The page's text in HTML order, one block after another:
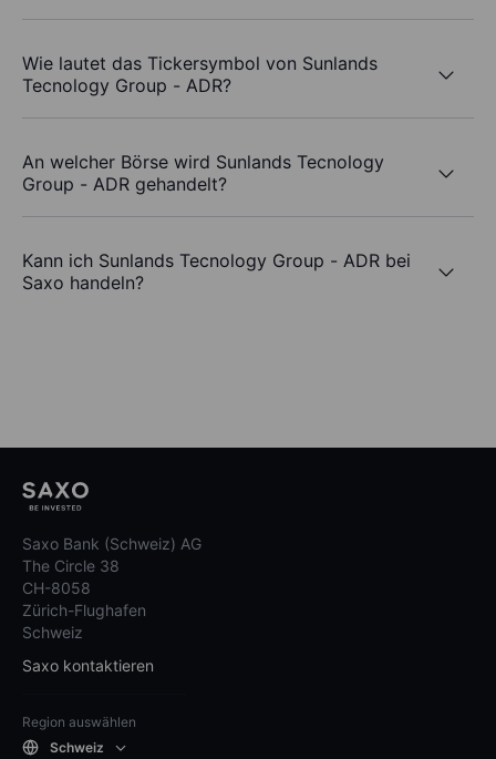
Wie lautet das Tickersymbol von Sunlands
Tecnology Group - ADR?
An welcher Börse wird Sunlands Tecnology
Group - ADR gehandelt?
Kann ich Sunlands Tecnology Group - ADR bei
Saxo handeln?
Saxo Bank (Schweiz) AG
The Circle 38
CH-8058
Zürich-Flughafen
Schweiz
Saxo kontaktieren
Region auswählen
Schweiz